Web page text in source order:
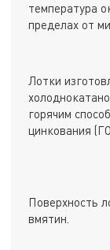
температура
пределах от
Лотки
горячим
цинкования
Поверхность
вмятин.